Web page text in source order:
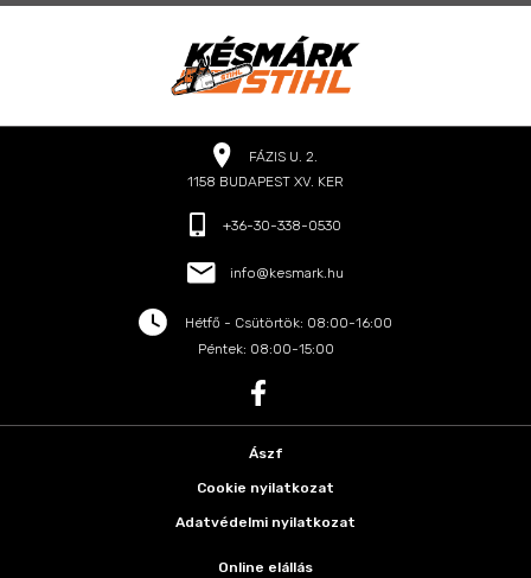
FÁZIS U. 2.
1158 BUDAPEST XV. KER
+36-30-338-0530
info@kesmark.hu
Hétfő - Csütörtök: 08:00-16:00
Péntek: 08:00-15:00
Ászf
Cookie nyilatkozat
Adatvédelmi nyilatkozat
Online elállás